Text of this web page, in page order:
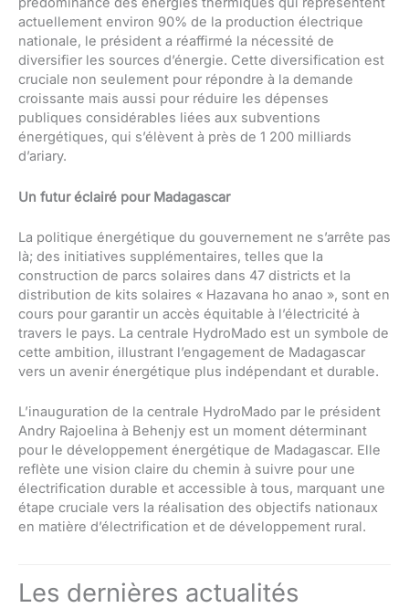
actuellement environ 90% de la production électrique
nationale, le président a réaffirmé la nécessité de
diversifier les sources d’énergie. Cette diversification est
cruciale non seulement pour répondre à la demande
croissante mais aussi pour réduire les dépenses
publiques considérables liées aux subventions
énergétiques, qui s’élèvent à près de 1 200 milliards
d’ariary.
Un futur éclairé pour Madagascar
La politique énergétique du gouvernement ne s’arrête pas
là; des initiatives supplémentaires, telles que la
construction de parcs solaires dans 47 districts et la
distribution de kits solaires « Hazavana ho anao », sont en
cours pour garantir un accès équitable à l’électricité à
travers le pays. La centrale HydroMado est un symbole de
cette ambition, illustrant l’engagement de Madagascar
vers un avenir énergétique plus indépendant et durable.
L’inauguration de la centrale HydroMado par le président
Andry Rajoelina à Behenjy est un moment déterminant
pour le développement énergétique de Madagascar. Elle
reflète une vision claire du chemin à suivre pour une
électrification durable et accessible à tous, marquant une
étape cruciale vers la réalisation des objectifs nationaux
en matière d’électrification et de développement rural.
Les dernières actualités